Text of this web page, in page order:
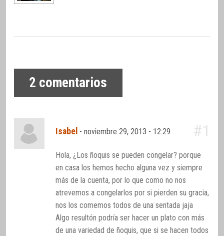
2 comentarios
Isabel -noviembre 29, 2013 - 12:29 #1
Hola, ¿Los ñoquis se pueden congelar? porque
en casa los hemos hecho alguna vez y siempre
más de la cuenta, por lo que como no nos
atrevemos a congelarlos por si pierden su gracia,
nos los comemos todos de una sentada jaja
Algo resultón podría ser hacer un plato con más
de una variedad de ñoquis, que si se hacen todos